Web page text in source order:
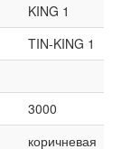
KING 1
TIN-KING 1
3000
коричневая